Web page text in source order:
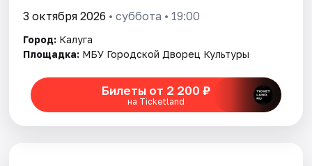
3 октября 2026 • суббота • 19:00
Город: Калуга
Площадка: МБУ Городской Дворец Культуры
Билеты от 2 200 ₽
на Ticketland